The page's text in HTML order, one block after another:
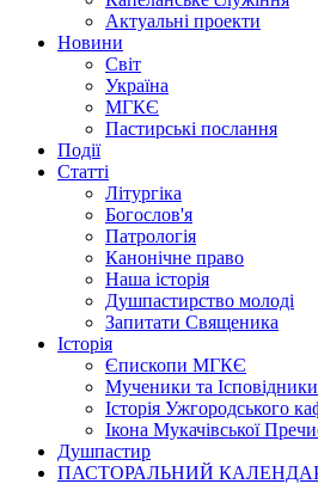
Актуальні проекти
Новини
Світ
Україна
МГКЄ
Пастирські послання
Події
Статті
Літургіка
Богослов'я
Патрологія
Канонічне право
Наша історія
Душпастирство молоді
Запитати Священика
Історія
Єпископи МГКЄ
Мученики та Ісповідники
Історія Ужгородського
Ікона Мукачівської
Душпастир
ПАСТОРАЛЬНИЙ